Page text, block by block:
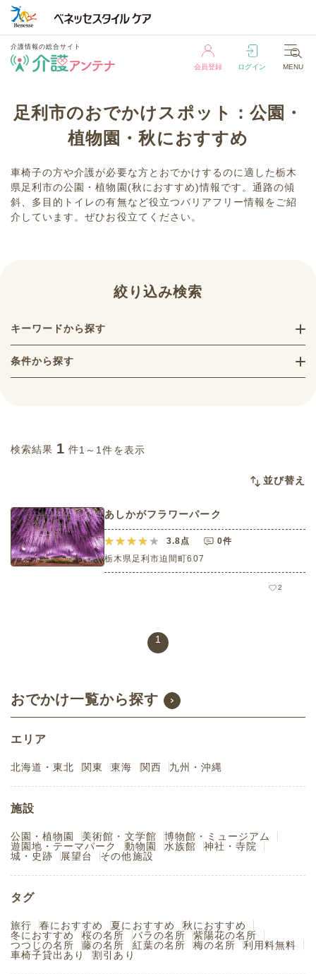
介護情報の総合サイト
会員登録 ログイン MENU
会員登録 ログイン MENU
足利市のおでかけスポット：公園・
植物園・秋におすすめ
車椅子の方や介護が必要な方とおでかけするのに適した栃木
県足利市の公園・植物園(秋におすすめ)情報です。通路の傾
斜、多目的トイレの有無など役立つバリアフリー情報をご紹
介しています。ぜひお役立てください。
絞り込み検索
キーワードから探す
条件から探す
検索結果 1 件1～1件を表示
並び替え
あしかがフラワーパーク
3.8点
0件
栃木県足利市迫間町607
2
1
おでかけ一覧から探す
エリア
北海道・東北 関東 東海 関西 九州・沖縄
施設
公園・植物園 美術館・文学館
博物館・ミュージアム
遊園地・テーマパーク
動物園 水族館
神社・寺院
城・史跡
展望台 その他施設
タグ
旅行 春におすすめ 夏におすすめ
秋におすすめ
冬におすすめ
桜の名所 バラの名所
紫陽花の名所
つつじの名所
藤の名所 紅葉の名所 梅の名所
利用料無料
車椅子貸出あり
割引あり